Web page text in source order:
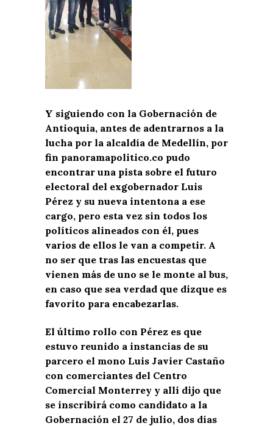
Y siguiendo con la Gobernación de
Antioquia, antes de adentrarnos a la
lucha por la alcaldía de Medellín, por
fin panoramapolitico.co pudo
encontrar una pista sobre el futuro
electoral del exgobernador Luis
Pérez y su nueva intentona a ese
cargo, pero esta vez sin todos los
políticos alineados con él, pues
varios de ellos le van a competir. A
no ser que tras las encuestas que
vienen más de uno se le monte al bus,
en caso que sea verdad que dizque es
favorito para encabezarlas.
El último rollo con Pérez es que
estuvo reunido a instancias de su
parcero el mono Luis Javier Castaño
con comerciantes del Centro
Comercial Monterrey y allí dijo que
se inscribirá como candidato a la
Gobernación el 27 de julio, dos días